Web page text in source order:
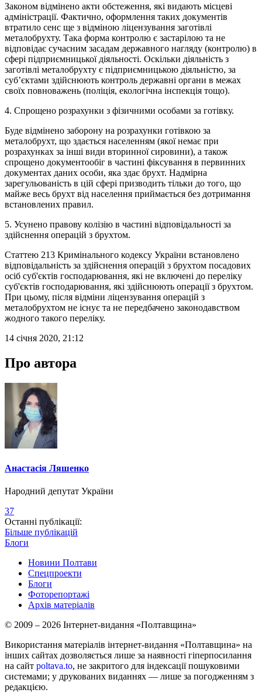
Законом відмінено акти обстеження, які видають місцеві
адміністрації. Фактично, оформлення таких документів
втратило сенс ще з відміною ліцензування заготівлі
металобрухту. Така форма контролю є застарілою та не
відповідає сучасним засадам державного нагляду (контролю) в
сфері підприємницької діяльності. Оскільки діяльність з
заготівлі металобрухту є підприємницькою діяльністю, за
суб’єктами здійснюють контроль державні органи в межах
своїх повноважень (поліція, екологічна інспекція тощо).
4. Спрощено розрахунки з фізичними особами за готівку.
Буде відмінено заборону на розрахунки готівкою за
металобрухт, що здається населенням (якої немає при
розрахунках за інші види вторинної сировини), а також
спрощено документообіг в частині фіксування в первинних
документах даних особи, яка здає брухт. Надмірна
зарегульованість в цій сфері призводить тільки до того, що
майже весь брухт від населення приймається без дотримання
встановлених правил.
5. Усунено правову колізію в частині відповідальності за
здійснення операцій з брухтом.
Статтею 213 Кримінального кодексу України встановлено
відповідальність за здійснення операцій з брухтом посадових
осіб суб'єктів господарювання, які не включені до переліку
суб'єктів господарювання, які здійснюють операції з брухтом.
При цьому, після відміни ліцензування операцій з
металобрухтом не існує та не передбачено законодавством
жодного такого переліку.
14 січня 2020, 21:12
Про автора
Анастасія Ляшенко
Народний депутат України
37
Останні публікації:
Більше публікацій
Блоги
Новини Полтави
Спецпроекти
Блоги
Фоторепортажі
Архів матеріалів
© 2009 – 2026 Інтернет-видання «Полтавщина»
Використання матеріалів інтернет-видання «Полтавщина» на
інших сайтах дозволяється лише за наявності гіперпосилання
на сайт poltava.to, не закритого для індексації пошуковими
системами; у друкованих виданнях — лише за погодженням з
редакцією.